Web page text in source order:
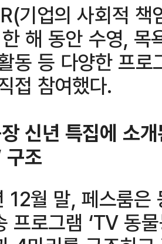
기업의 사회적
해 동안 수영, 목
동 등 다양한 프
접 참여했다.
신년 특집에 소
구조
월 말, 페스룸은
프로그램 ‘TV 동